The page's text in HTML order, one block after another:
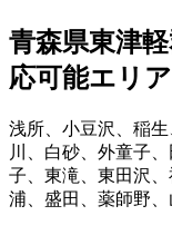
青森県東津
応可能エリア
浅所 小豆沢 稲生
川
白砂 外童子
子
東滝 東田沢
浦
盛田 薬師野